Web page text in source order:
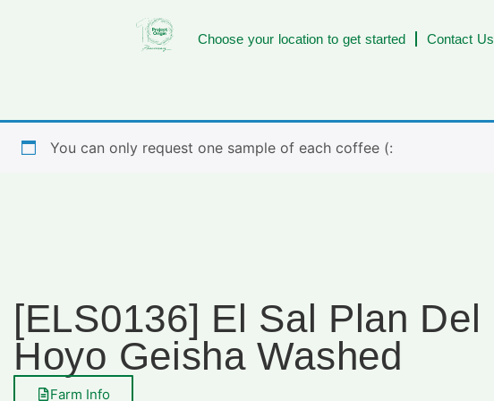
Choose your location to get started Contact Us
You can only request one sample of each coffee (:
[ELS0136] El Sal Plan Del
Hoyo Geisha Washed
Farm Info